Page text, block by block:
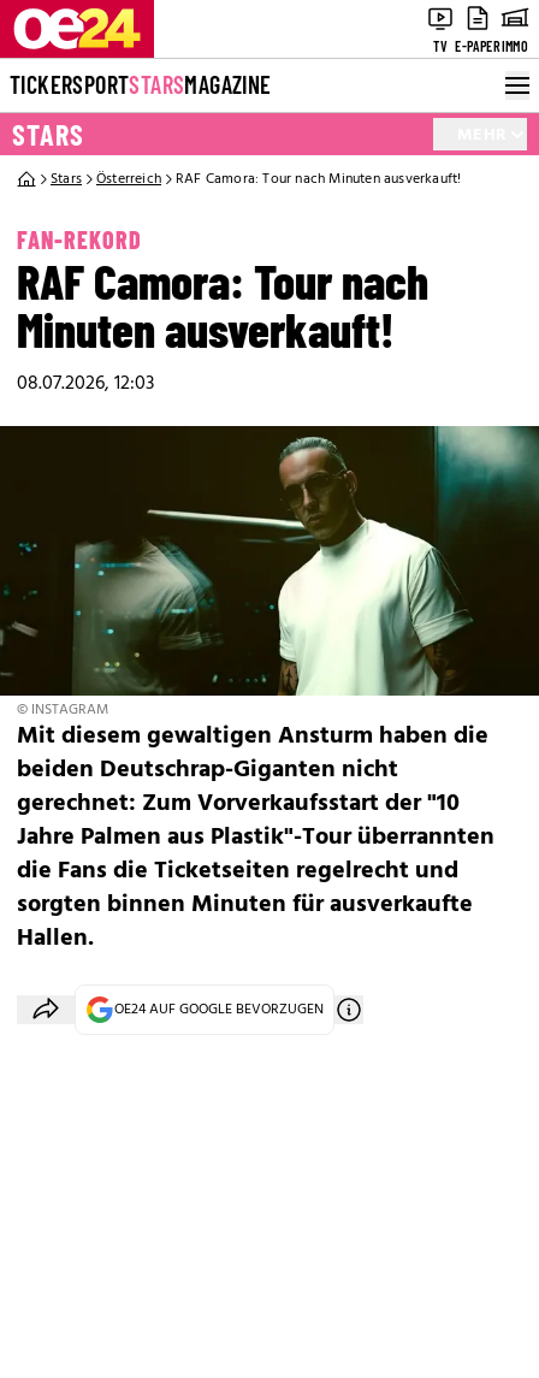
TV E-PAPERIMMO
TICKERSPORTSTARSMAGAZINE
STARS
Stars Österreich RAF Camora: Tour nach Minuten ausverkauft!
FAN-REKORD
RAF Camora: Tour nach
Minuten ausverkauft!
08.07.2026, 12:03
© INSTAGRAM
Mit diesem gewaltigen Ansturm haben die
beiden Deutschrap-Giganten nicht
gerechnet: Zum Vorverkaufsstart der "10
Jahre Palmen aus Plastik"-Tour überrannten
die Fans die Ticketseiten regelrecht und
sorgten binnen Minuten für ausverkaufte
Hallen.
OE24 AUF GOOGLE BEVORZUGEN